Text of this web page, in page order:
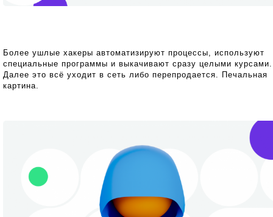
Более ушлые хакеры автоматизируют процессы, используют
специальные программы и выкачивают сразу целыми курсами.
Далее это всё уходит в сеть либо перепродается. Печальная
картина.